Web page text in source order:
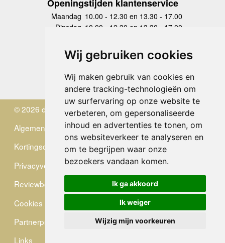
Wij gebruiken cookies
Wij maken gebruik van cookies en
andere tracking-technologieën om
uw surfervaring op onze website te
verbeteren, om gepersonaliseerde
inhoud en advertenties te tonen, om
ons websiteverkeer te analyseren en
om te begrijpen waar onze
bezoekers vandaan komen.
Ik ga akkoord
Ik weiger
Wijzig mijn voorkeuren
Openingstijden klantenservice
Maandag 10.00 - 12.30 en 13.30 - 17.00
Dinsdag 10.00 - 12.30 en 13.30 - 17.00
Donderdag
10.00 - 12.30 en 13.30 - 17.00
Vrijdag 10.00 - 12.30 en 13.30 - 17.00
Zaterdag
gesloten
Zondag gesloten
© 2026 de Zwerver
Algemene Voorwaarden
Kortingscode
Privacyverklaring
Reviewbeleid
Cookies
Partnerprogramma
Links